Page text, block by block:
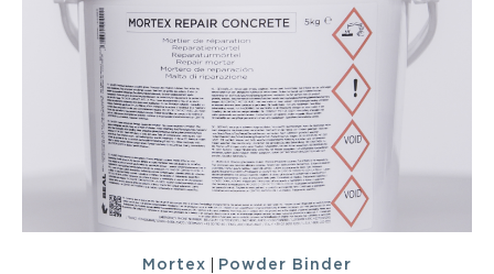
Mortex | Powder Binder